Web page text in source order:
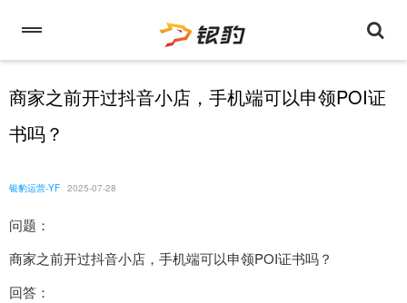
商家之前开过抖音小店，手机端可以申领POI证
书吗？
银豹运营-YF 2025-07-28
问题：
商家之前开过抖音小店，手机端可以申领POI证书吗？
回答：